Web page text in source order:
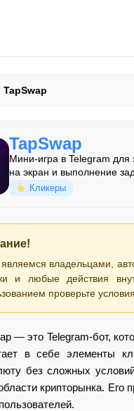
TapSwap
TapSwap
Мини-игра в Telegram для
на экран и выполнение
Кликеры
владельцами,
и любые действия
проверьте
— это Telegram-бот,
в себе элементы
без сложных
крипторынка.